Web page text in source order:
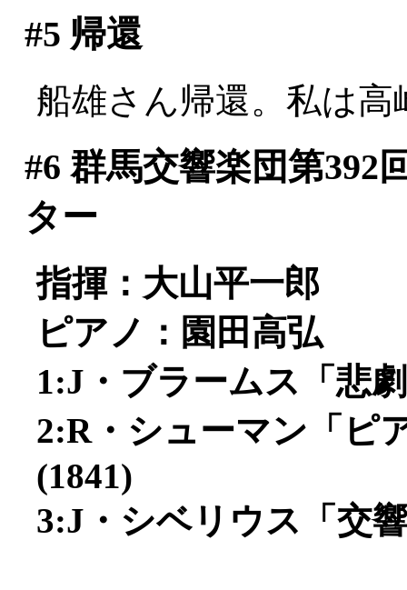
#5 帰還
船雄さん帰還。私は
#6 群馬交響楽団第392
ター
指揮：大山平一郎
ピアノ：園田高弘
1:J・ブラームス「悲
2:R・シューマン「ピ
(1841)
3:J・シベリウス「交